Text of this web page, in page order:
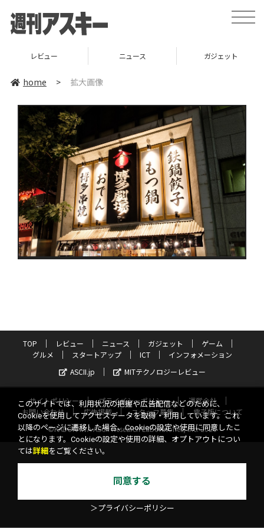
toggle
レビュー ニュース ガジェット
home > 拡大画像
TOP レビュー ニュース ガジェット
ゲーム
グルメ
スタートアップ ICT
インフォメーション
ASCII.jp
MITテクノロジーレビュー
サイトポリシー プライバシーポリシー
運営会社
お問い合わせ
広告掲載 スタッフ募集
電子版について
©KADOKAWA ASCII Research Laboratories, Inc. 2026
このサイトでは、利用状況の把握や広告配信などのために、
Cookieを使用してアクセスデータを取得・利用しています。これ
以降のページに遷移した場合、Cookieの設定や使用に同意したこ
とになります。Cookieの設定や使用の詳細、オプトアウトについ
ては詳細 をご覧ください。
同意する
＞プライバシーポリシー